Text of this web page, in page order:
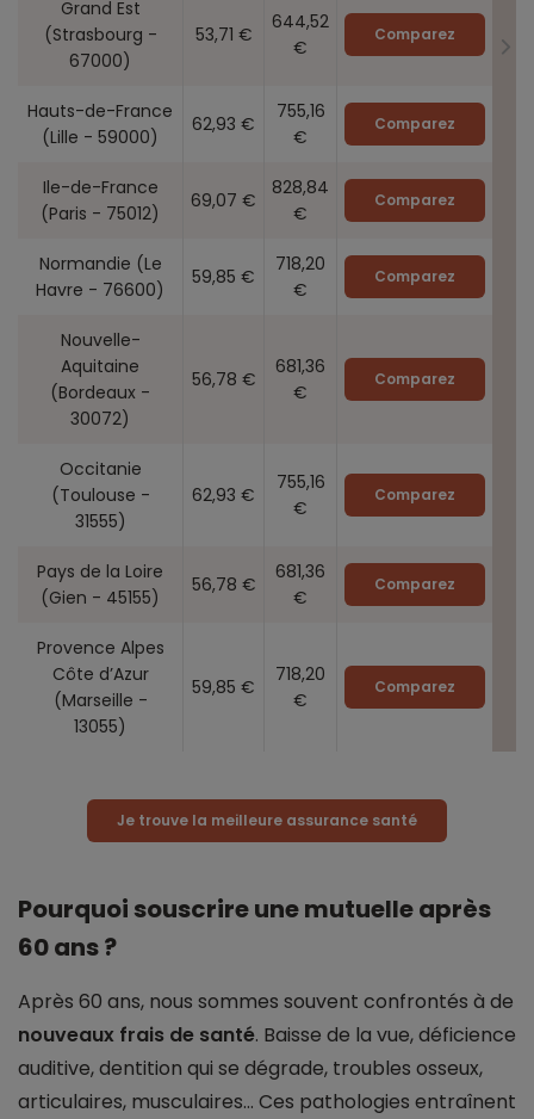
Grand Est
(Strasbourg -
67000)
53,71 €
644,52
€
Comparez
Hauts-de-France
(Lille - 59000)
62,93 €
755,16
€
Comparez
Ile-de-France
(Paris - 75012)
69,07 €
828,84
€
Comparez
Normandie (Le
Havre - 76600)
59,85 €
718,20
€
Comparez
Nouvelle-
Aquitaine
(Bordeaux -
30072)
56,78 €
681,36
€
Comparez
Occitanie
(Toulouse -
31555)
62,93 €
755,16
€
Comparez
Pays de la Loire
(Gien - 45155)
56,78 €
681,36
€
Comparez
Provence Alpes
Côte d’Azur
(Marseille -
13055)
59,85 €
718,20
€
Comparez
Je trouve la meilleure assurance santé
Pourquoi souscrire une mutuelle après
60 ans ?
Après 60 ans, nous sommes souvent confrontés à de
nouveaux frais de santé. Baisse de la vue, déficience
auditive, dentition qui se dégrade, troubles osseux,
articulaires, musculaires… Ces pathologies entraînent